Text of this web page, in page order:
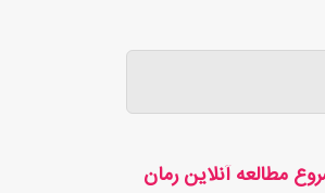
مطالعه آنلاین رمان